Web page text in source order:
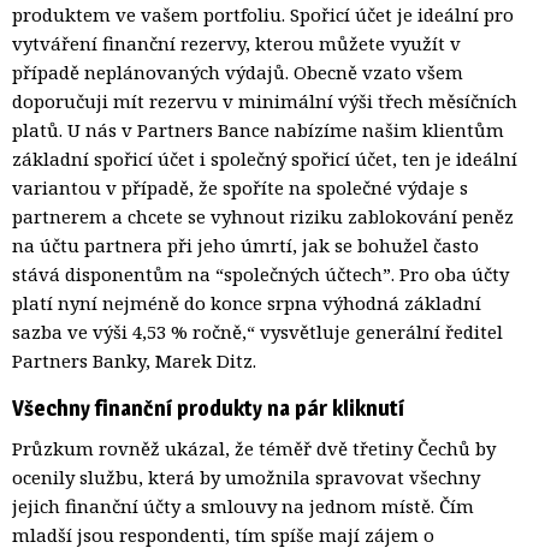
produktem ve vašem portfoliu. Spořicí účet je ideální pro
vytváření finanční rezervy, kterou můžete využít v
případě neplánovaných výdajů. Obecně vzato všem
doporučuji mít rezervu v minimální výši třech měsíčních
platů. U nás v Partners Bance nabízíme našim klientům
základní spořicí účet i společný spořicí účet, ten je ideální
variantou v případě, že spoříte na společné výdaje s
partnerem a chcete se vyhnout riziku zablokování peněz
na účtu partnera při jeho úmrtí, jak se bohužel často
stává disponentům na “společných účtech”. Pro oba účty
platí nyní nejméně do konce srpna výhodná základní
sazba ve výši 4,53 % ročně,“ vysvětluje generální ředitel
Partners Banky, Marek Ditz.
Všechny finanční produkty na pár kliknutí
Průzkum rovněž ukázal, že téměř dvě třetiny Čechů by
ocenily službu, která by umožnila spravovat všechny
jejich finanční účty a smlouvy na jednom místě. Čím
mladší jsou respondenti, tím spíše mají zájem o